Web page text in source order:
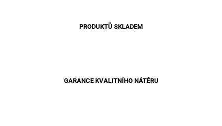
PRODUKTŮ SKLADEM
GARANCE KVALITNÍHO NÁTĚRU